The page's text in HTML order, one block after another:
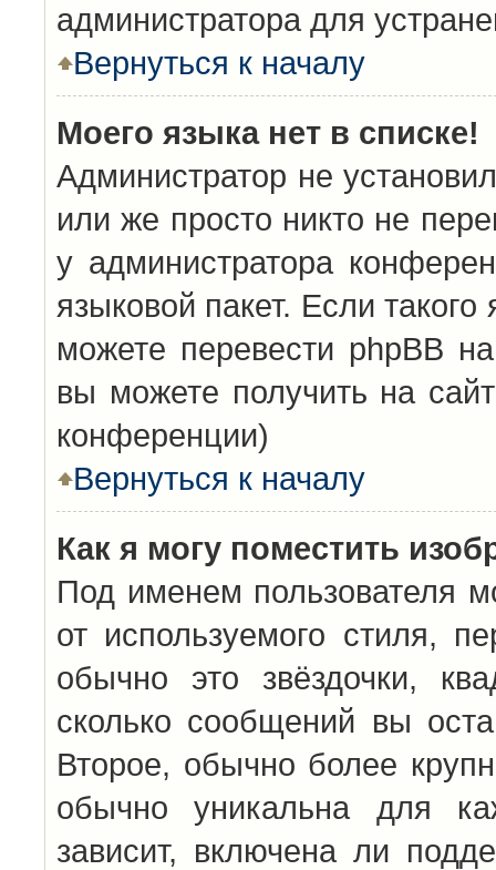
администратора для
Вернуться к началу
Моего языка нет в списке!
Администратор не
или же просто никто не
у администратора
языковой пакет. Если
можете перевести phpBB
вы можете получить на
конференции)
Вернуться к началу
Как я могу поместить
Под именем пользователя
от используемого стиля,
обычно это звёздочки,
сколько сообщений вы
Второе, обычно более
обычно уникальна для
зависит, включена ли